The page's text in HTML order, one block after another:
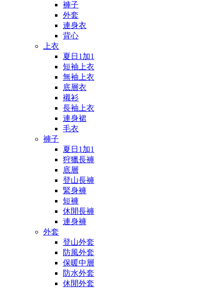
褲子
外套
連身衣
背心
上衣
夏日1加1
短袖上衣
無袖上衣
底層衣
襯衫
長袖上衣
連身裙
毛衣
褲子
夏日1加1
狩獵長褲
底層
登山長褲
緊身褲
短褲
休閒長褲
連身褲
外套
登山外套
防風外套
保暖中層
防水外套
休閒外套